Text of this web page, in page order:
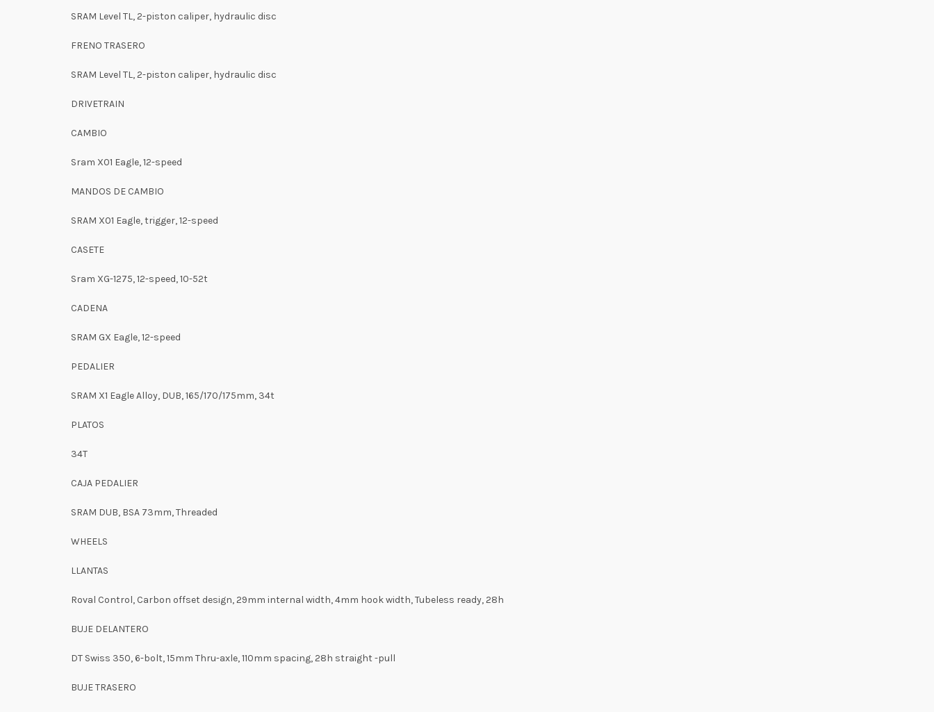
SRAM Level TL, 2-piston caliper, hydraulic disc
FRENO TRASERO
SRAM Level TL, 2-piston caliper, hydraulic disc
DRIVETRAIN
CAMBIO
Sram X01 Eagle, 12-speed
MANDOS DE CAMBIO
SRAM X01 Eagle, trigger, 12-speed
CASETE
Sram XG-1275, 12-speed, 10-52t
CADENA
SRAM GX Eagle, 12-speed
PEDALIER
SRAM X1 Eagle Alloy, DUB, 165/170/175mm, 34t
PLATOS
34T
CAJA PEDALIER
SRAM DUB, BSA 73mm, Threaded
WHEELS
LLANTAS
Roval Control, Carbon offset design, 29mm internal width, 4mm hook width, Tubeless ready, 28h
BUJE DELANTERO
DT Swiss 350, 6-bolt, 15mm Thru-axle, 110mm spacing, 28h straight -pull
BUJE TRASERO